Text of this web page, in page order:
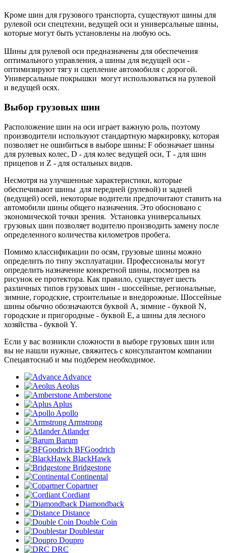
Кроме шин для грузового транспорта, существуют шины для
рулевой оси спецтехни, ведущей оси и универсальные шины,
которые могут быть установлены на любую ось.
Шины для рулевой оси предназначены для обеспечения
оптимального управления, а шины для ведущей оси -
оптимизируют тягу и сцепление автомобиля с дорогой.
Универсальные покрышки могут использоваться на рулевой
и ведущей осях.
Выбор грузовых шин
Расположение шин на оси играет важную роль, поэтому
производители используют стандартную маркировку, которая
позволяет не ошибиться в выборе шины: F обозначает шины
для рулевых колес, D - для колес ведущей оси, T - для шин
прицепов и Z - для остальных видов.
Несмотря на улучшенные характеристики, которые
обеспечивают шины для передней (рулевой) и задней
(ведущей) осей, некоторые водители предпочитают ставить на
автомобили шины общего назначения. Это обосновано с
экономической точки зрения. Установка универсальных
грузовых шин позволяет водителю производить замену после
определенного количества километров пробега.
Помимо классификации по осям, грузовые шины можно
определить по типу эксплуатации. Профессионалы могут
определить назначение конкретной шины, посмотрев на
рисунок ее протектора. Как правило, существует шесть
различных типов грузовых шин - шоссейные, региональные,
зимние, городские, строительные и внедорожные. Шоссейные
шины обычно обозначаются буквой A, зимние - буквой N,
городские и пригородные - буквой E, а шины для лесного
хозяйства - буквой Y.
Если у вас возникли сложности в выборе грузовых шин или
вы не нашли нужные, свяжитесь с консультантом компании
Спецавтоснаб и мы подберем необходимое.
Advance
Aeolus
Amberstone
Aplus
Apollo
Armstrong
Atlander
Barum
BFGoodrich
BlackHawk
Bridgestone
Continental
Copartner
Cordiant
Diamondback
Distance
Double Coin
Doublestar
Doupro
DRC